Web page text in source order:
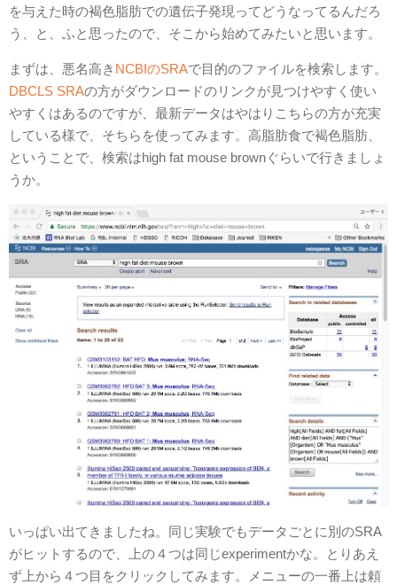
を与えた時の褐色脂肪での遺伝子発現ってどうなってるんだろ
う、と、ふと思ったので、そこから始めてみたいと思います。
まずは、悪名高き NCBIのSRAで目的のファイルを検索します。
DBCLS SRAの方がダウンロードのリンクが見つけやすく使い
やすくはあるのですが、最新データはやはりこちらの方が充実
している様で、そちらを使ってみます。高脂肪食で褐色脂肪、
ということで、検索はhigh fat mouse brownぐらいで行きましょ
うか。
いっぱい出てきましたね。同じ実験でもデータごとに別のSRA
がヒットするので、上の４つは同じexperimentかな。とりあえ
ず上から４つ目をクリックしてみます。メニューの一番上は頼